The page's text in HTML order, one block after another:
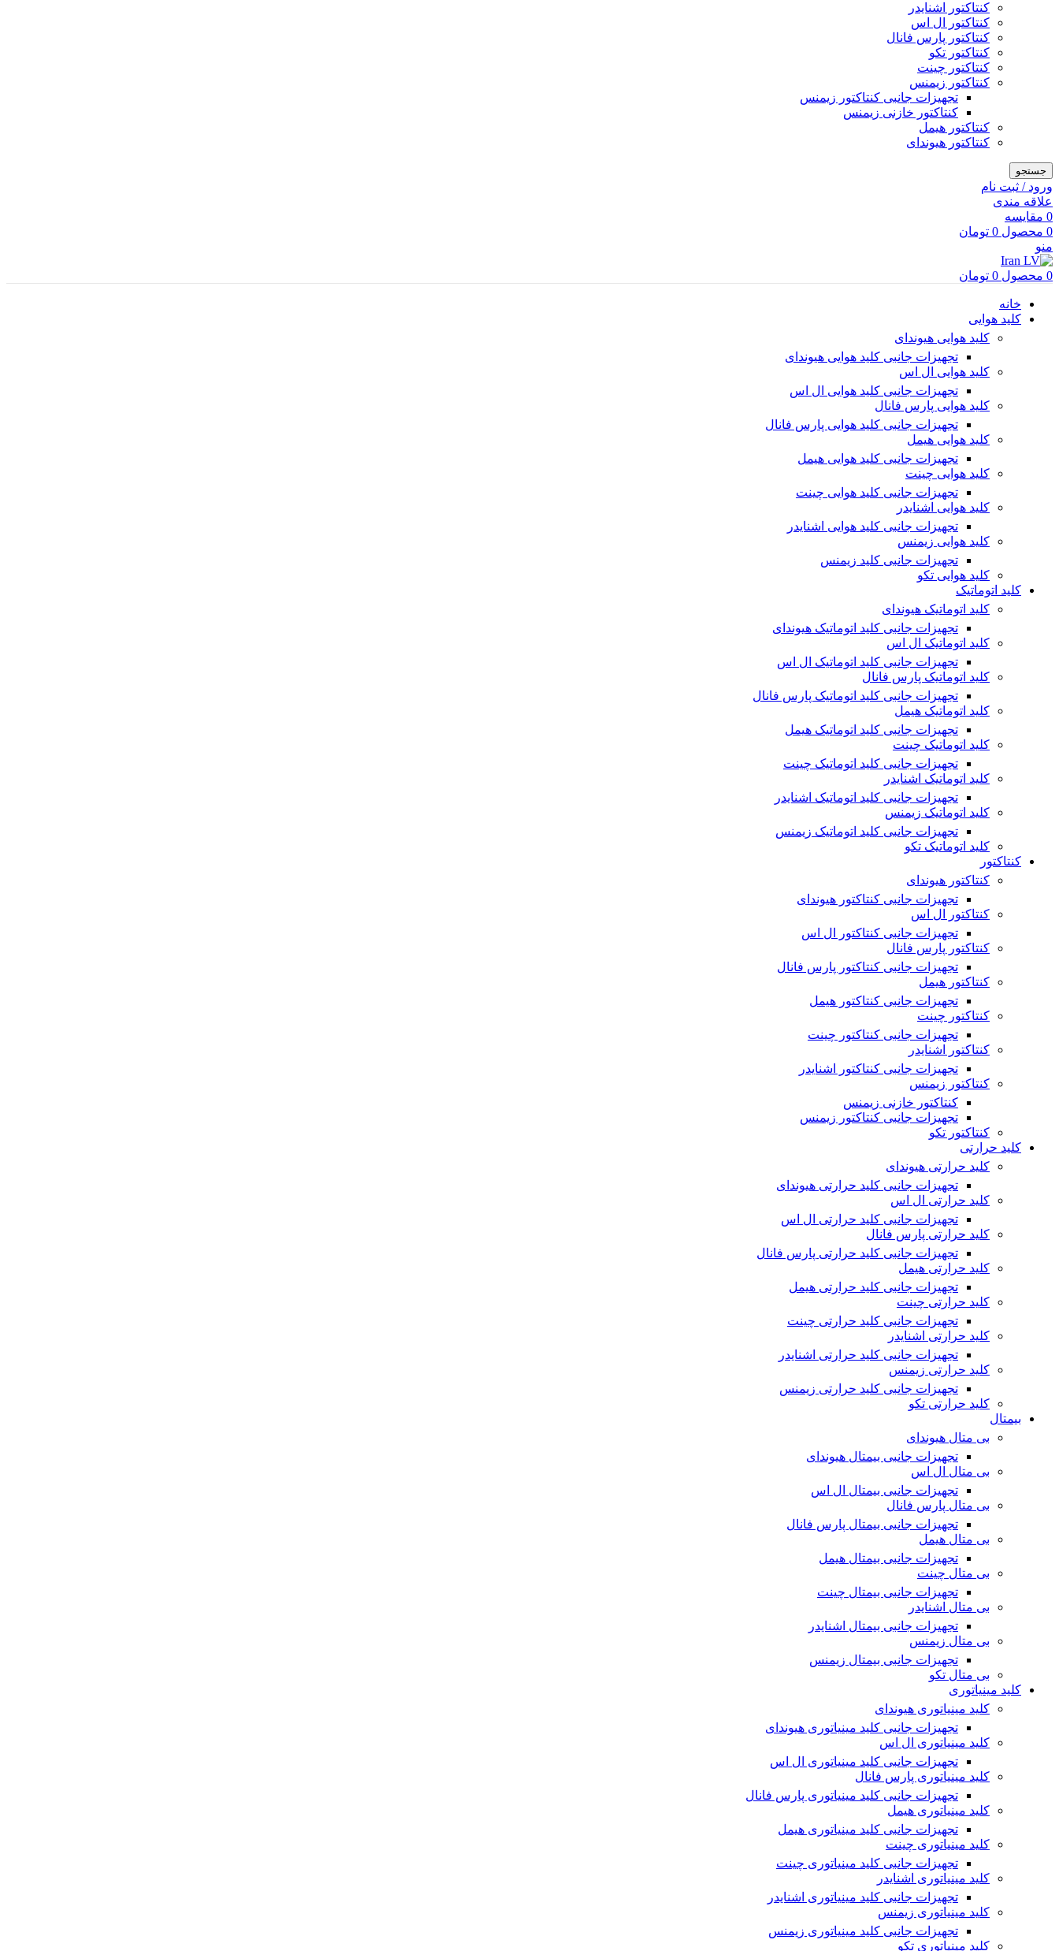
کنتاکتور اشنایدر
کنتاکتور ال اس
کنتاکتور پارس فانال
کنتاکتور تکو
کنتاکتور چینت
کنتاکتور زیمنس
تجهیزات جانبی کنتاکتور زیمنس
کنتاکتور خازنی زیمنس
کنتاکتور هیمل
کنتاکتور هیوندای
جستجو
ورود / ثبت نام
علاقه مندی
0 مقایسه
0 محصول 0 تومان
منو
0 محصول 0 تومان
خانه
کلید هوایی
کلید هوایی هیوندای
تجهیزات جانبی کلید هوایی هیوندای
کلید هوایی ال اس
تجهیزات جانبی کلید هوایی ال اس
کلید هوایی پارس فانال
تجهیزات جانبی کلید هوایی پارس فانال
کلید هوایی هیمل
تجهیزات جانبی کلید هوایی هیمل
کلید هوایی چینت
تجهیزات جانبی کلید هوایی چینت
کلید هوایی اشنایدر
تجهیزات جانبی کلید هوایی اشنایدر
کلید هوایی زیمنس
تجهیزات جانبی کلید زیمنس
کلید هوایی تکو
کلید اتوماتیک
کلید اتوماتیک هیوندای
تجهیزات جانبی کلید اتوماتیک هیوندای
کلید اتوماتیک ال اس
تجهیزات جانبی کلید اتوماتیک ال اس
کلید اتوماتیک پارس فانال
تجهیزات جانبی کلید اتوماتیک پارس فانال
کلید اتوماتیک هیمل
تجهیزات جانبی کلید اتوماتیک هیمل
کلید اتوماتیک چینت
تجهیزات جانبی کلید اتوماتیک چینت
کلید اتوماتیک اشنایدر
تجهیزات جانبی کلید اتوماتیک اشنایدر
کلید اتوماتیک زیمنس
تجهیزات جانبی کلید اتوماتیک زیمنس
کلید اتوماتیک تکو
کنتاکتور
کنتاکتور هیوندای
تجهیزات جانبی کنتاکتور هیوندای
کنتاکتور ال اس
تجهیزات جانبی کنتاکتور ال اس
کنتاکتور پارس فانال
تجهیزات جانبی کنتاکتور پارس فانال
کنتاکتور هیمل
تجهیزات جانبی کنتاکتور هیمل
کنتاکتور چینت
تجهیزات جانبی کنتاکتور چینت
کنتاکتور اشنایدر
تجهیزات جانبی کنتاکتور اشنایدر
کنتاکتور زیمنس
کنتاکتور خازنی زیمنس
تجهیزات جانبی کنتاکتور زیمنس
کنتاکتور تکو
کلید حرارتی
کلید حرارتی هیوندای
تجهیزات جانبی کلید حرارتی هیوندای
کلید حرارتی ال اس
تجهیزات جانبی کلید حرارتی ال اس
کلید حرارتی پارس فانال
تجهیزات جانبی کلید حرارتی پارس فانال
کلید حرارتی هیمل
تجهیزات جانبی کلید حرارتی هیمل
کلید حرارتی چینت
تجهیزات جانبی کلید حرارتی چینت
کلید حرارتی اشنایدر
تجهیزات جانبی کلید حرارتی اشنایدر
کلید حرارتی زیمنس
تجهیزات جانبی کلید حرارتی زیمنس
کلید حرارتی تکو
بیمتال
بی متال هیوندای
تجهیزات جانبی بیمتال هیوندای
بی متال ال اس
تجهیزات جانبی بیمتال ال اس
بی متال پارس فانال
تجهیزات جانبی بیمتال پارس فانال
بی متال هیمل
تجهیزات جانبی بیمتال هیمل
بی متال چینت
تجهیزات جانبی بیمتال چینت
بی متال اشنایدر
تجهیزات جانبی بیمتال اشنایدر
بی متال زیمنس
تجهیزات جانبی بیمتال زیمنس
بی متال تکو
کلید مینیاتوری
کلید مینیاتوری هیوندای
تجهیزات جانبی کلید مینیاتوری هیوندای
کلید مینیاتوری ال اس
تجهیزات جانبی کلید مینیاتوری ال اس
کلید مینیاتوری پارس فانال
تجهیزات جانبی کلید مینیاتوری پارس فانال
کلید مینیاتوری هیمل
تجهیزات جانبی کلید مینیاتوری هیمل
کلید مینیاتوری چینت
تجهیزات جانبی کلید مینیاتوری چینت
کلید مینیاتوری اشنایدر
تجهیزات جانبی کلید مینیاتوری اشنایدر
کلید مینیاتوری زیمنس
تجهیزات جانبی کلید مینیاتوری زیمنس
کلید مینیاتوری تکو